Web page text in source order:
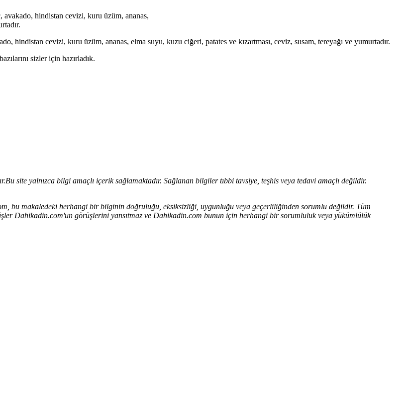
avakado, hindistan cevizi, kuru üzüm, ananas,
hindistan cevizi, kuru üzüm, ananas, elma suyu, kuzu ciğeri, patates ve kızartması, ceviz, susam, tereyağı ve yumurtadır.
sizler için hazırladık.
Bu site yalnızca bilgi amaçlı içerik sağlamaktadır. Sağlanan bilgiler tıbbi tavsiye, teşhis veya tedavi amaçlı değildir.
bu makaledeki herhangi bir bilginin doğruluğu, eksiksizliği, uygunluğu veya geçerliliğinden sorumlu değildir. Tüm
Dahikadin.com'un görüşlerini yansıtmaz ve Dahikadin.com bunun için herhangi bir sorumluluk veya yükümlülük